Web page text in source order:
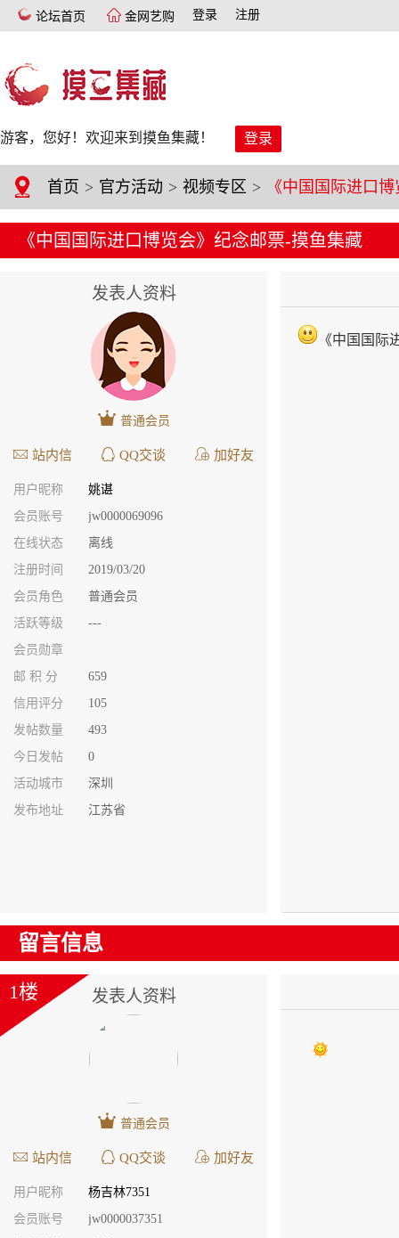
论坛首页 金网艺购 登录 注册
游客，您好！欢迎来到摸鱼集藏！ 登录
首页 > 官方活动 > 视频专区 >
《中国国际进口博览会》纪念邮票-摸鱼集藏
发表人资料
普通会员
站内信 QQ交谈 加好友
用户昵称
姚谌
会员账号
jw0000069096
在线状态
离线
注册时间
2019/03/20
会员角色
普通会员
活跃等级
---
会员勋章
邮 积 分
659
信用评分
105
发帖数量
493
今日发帖
0
活动城市
深圳
发布地址
江苏省
《中国国际
留言信息
发表人资料
1楼
普通会员
站内信 QQ交谈 加好友
用户昵称
杨吉林7351
会员账号
jw0000037351